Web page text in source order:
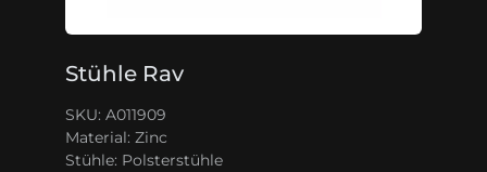
Stühle Rav
SKU: A011909
Material: Zinc
Stühle: Polsterstühle